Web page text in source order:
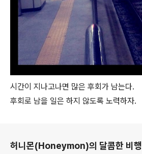
시간이 지나고나면 많은 후회가 남는다.
후회로 남을 일은 하지 않도록 노력하자.
허니몬(Honeymon)의 달콤한 비행